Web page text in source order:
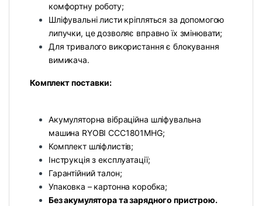
комфортну роботу;
Шліфувальні листи кріпляться за допомогою
липучки, це дозволяє вправно їх змінювати;
Для тривалого використання є блокування
вимикача.
Комплект поставки:
Акумуляторна вібраційна шліфувальна
машина RYOBI CCC1801MHG;
Комплект шліфлистів;
Інструкція з експлуатації;
Гарантійний талон;
Упаковка – картонна коробка;
Без акумулятора та зарядного пристрою.